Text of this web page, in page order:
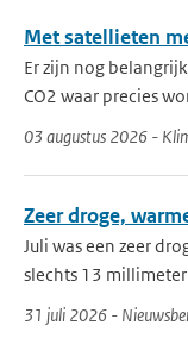
Met satellieten
Er zijn nog
CO2 waar precies
03 augustus 2026 -
Zeer droge,
Juli was een zeer
slechts 13
31 juli 2026 -